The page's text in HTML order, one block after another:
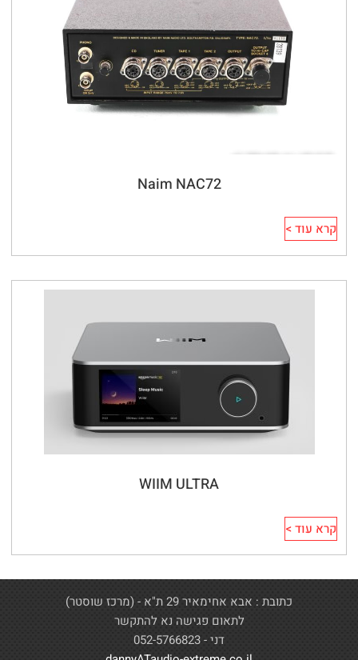
Naim NAC72
קרא עוד >
WIIM ULTRA
קרא עוד >
כתובת : אבא אחימאיר 29 ת"א - (מרכז שוסטר)
לתאום פגישה נא להתקשר
דני - 052-5766823